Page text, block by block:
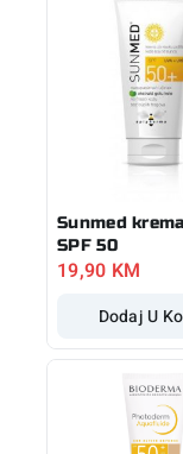
Sunmed
SPF 50
19,90 KM
Dodaj U